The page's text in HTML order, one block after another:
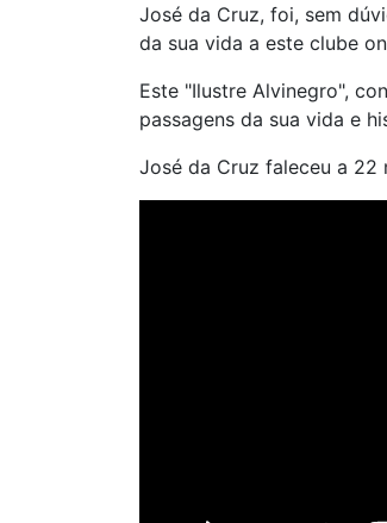
José da Cruz, foi, sem
da sua vida a este clube
Este "Ilustre Alvinegro",
passagens da sua vida e
José da Cruz faleceu a 22